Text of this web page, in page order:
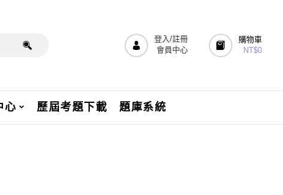
登入/註冊
會員中心
購物車
NT$0
心 歷屆考題下載 題庫系統